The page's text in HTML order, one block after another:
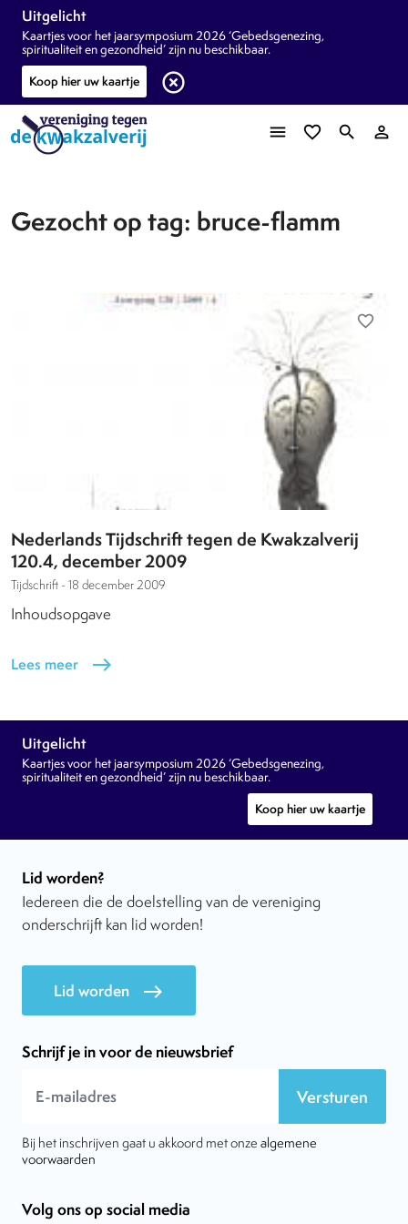
Uitgelicht
Kaartjes voor het jaarsymposium 2026 ‘Gebedsgenezing,
spiritualiteit en gezondheid’ zijn nu beschikbaar.
Koop hier uw kaartje
highlight_off
menu favorite_border search person_outline
Gezocht op tag: bruce-flamm
favorite_border
Nederlands Tijdschrift tegen de Kwakzalverij
120.4, december 2009
Tijdschrift - 18 december 2009
Inhoudsopgave
Lees meer east
Uitgelicht
Kaartjes voor het jaarsymposium 2026 ‘Gebedsgenezing,
spiritualiteit en gezondheid’ zijn nu beschikbaar.
Koop hier uw kaartje
Lid worden?
Iedereen die de doelstelling van de vereniging
onderschrijft kan lid worden!
Lid worden east
Schrijf je in voor de nieuwsbrief
Versturen
Bij het inschrijven gaat u akkoord met onze algemene
voorwaarden
Volg ons op social media